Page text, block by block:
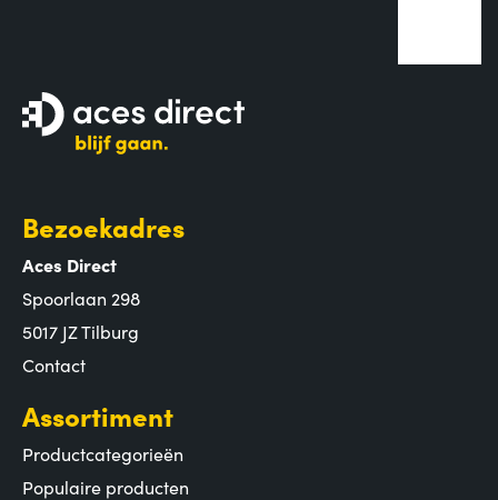
Bezoekadres
Aces Direct
Spoorlaan 298
5017 JZ Tilburg
Contact
Assortiment
Productcategorieën
Populaire producten